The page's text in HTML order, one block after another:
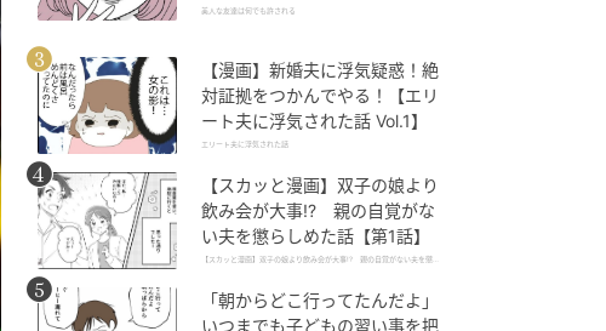
美人な友達は何でも許される
【漫画】新婚夫に浮気疑惑！絶
対証拠をつかんでやる！【エリ
ート夫に浮気された話 Vol.1】
エリート夫に浮気された話
【スカッと漫画】双子の娘より
飲み会が大事!? 親の自覚がな
い夫を懲らしめた話【第1話】
【スカッと漫画】双子の娘より飲み会が大事!? 親の自覚がない夫を懲ら
「朝からどこ行ってたんだよ」
いつまでも子どもの習い事を把